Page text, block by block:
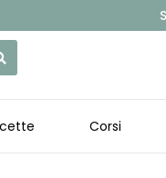
Corsi